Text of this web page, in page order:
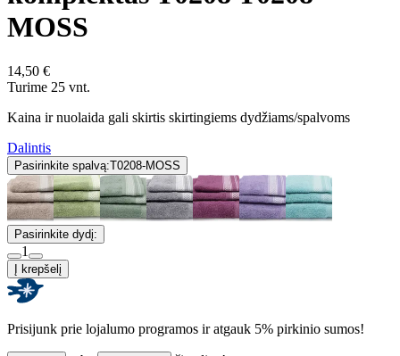
MOSS
14,50 €
Turime 25 vnt.
Kaina ir nuolaida gali skirtis skirtingiems dydžiams/spalvoms
Dalintis
Pasirinkite spalvą:T0208-MOSS
Pasirinkite dydį:
1
Į krepšelį
Prisijunk prie lojalumo programos ir atgauk 5% pirkinio sumos!